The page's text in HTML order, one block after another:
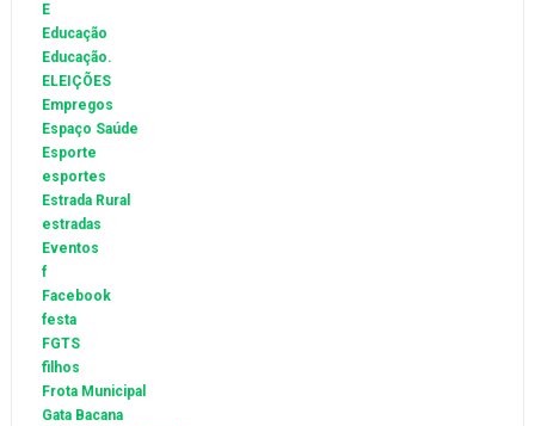
E
Educação
Educação.
ELEIÇÕES
Empregos
Espaço Saúde
Esporte
esportes
Estrada Rural
estradas
Eventos
f
Facebook
festa
FGTS
filhos
Frota Municipal
Gata Bacana